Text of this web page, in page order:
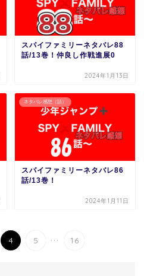
スパイファミリーネタバレ88
話/13巻！仲良し作戦進展0
2024年1月13日
ネタバレ感想（話）
スパイファミリーネタバレ86
話/13巻！
2024年1月11日
4 5 ... 16